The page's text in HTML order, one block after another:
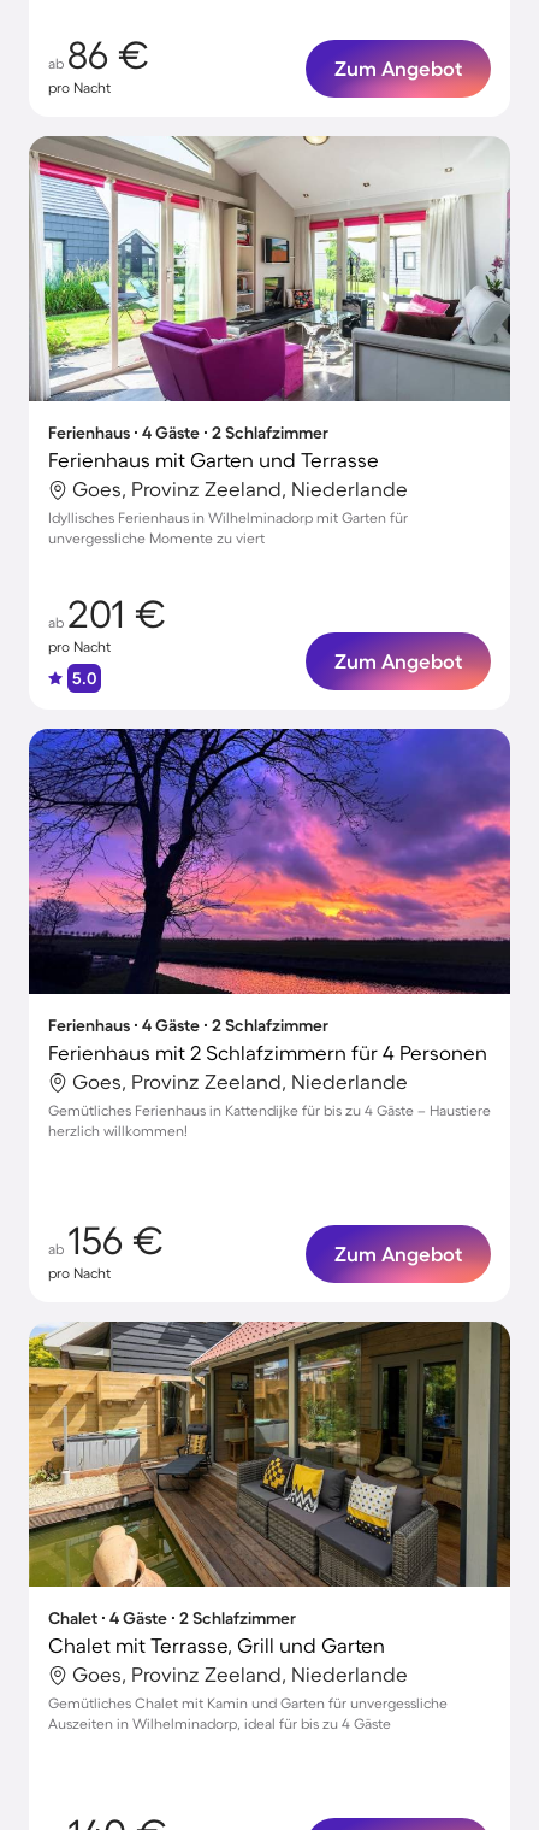
ab 86 €
pro Nacht
Zum Angebot
Ferienhaus ∙ 4 Gäste ∙ 2 Schlafzimmer
Ferienhaus mit Garten und Terrasse
Goes, Provinz Zeeland, Niederlande
Idyllisches Ferienhaus in Wilhelminadorp mit Garten für
unvergessliche Momente zu viert
ab 201 €
pro Nacht
5.0
Zum Angebot
Ferienhaus ∙ 4 Gäste ∙ 2 Schlafzimmer
Ferienhaus mit 2 Schlafzimmern für 4 Personen
Goes, Provinz Zeeland, Niederlande
Gemütliches Ferienhaus in Kattendijke für bis zu 4 Gäste – Haustiere
herzlich willkommen!
ab 156 €
pro Nacht
Zum Angebot
Chalet ∙ 4 Gäste ∙ 2 Schlafzimmer
Chalet mit Terrasse, Grill und Garten
Goes, Provinz Zeeland, Niederlande
Gemütliches Chalet mit Kamin und Garten für unvergessliche
Auszeiten in Wilhelminadorp, ideal für bis zu 4 Gäste